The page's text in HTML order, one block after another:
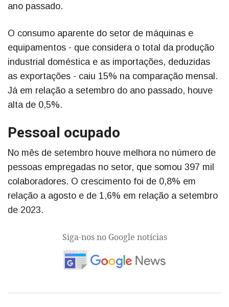
ano passado.
O consumo aparente do setor de máquinas e
equipamentos - que considera o total da produção
industrial doméstica e as importações, deduzidas
as exportações - caiu 15% na comparação mensal.
Já em relação a setembro do ano passado, houve
alta de 0,5%.
Pessoal ocupado
No mês de setembro houve melhora no número de
pessoas empregadas no setor, que somou 397 mil
colaboradores. O crescimento foi de 0,8% em
relação a agosto e de 1,6% em relação a setembro
de 2023.
Siga-nos no Google notícias